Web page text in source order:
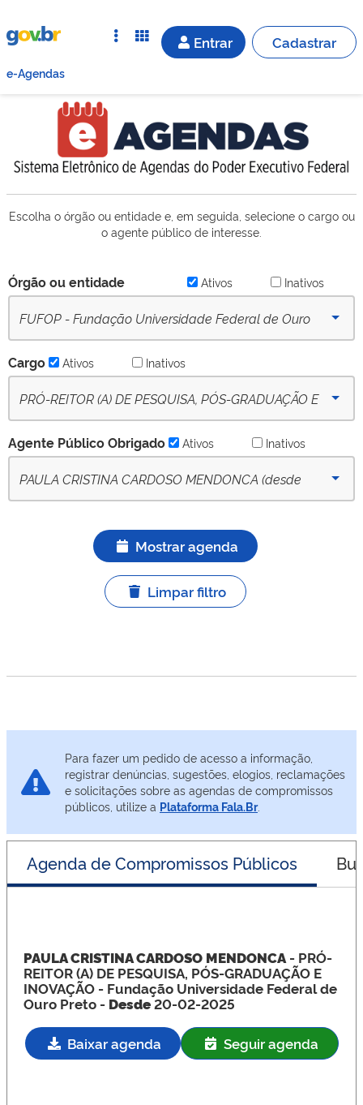
Entrar Cadastrar
e-Agendas
Escolha o órgão ou entidade e, em seguida, selecione o cargo ou
o agente público de interesse.
Órgão ou entidade Ativos Inativos
FUFOP - Fundação Universidade Federal de Ouro
Cargo Ativos Inativos
PRÓ-REITOR (A) DE PESQUISA, PÓS-GRADUAÇÃO E
Agente Público Obrigado Ativos Inativos
PAULA CRISTINA CARDOSO MENDONCA (desde
Mostrar agenda
Limpar filtro
Para fazer um pedido de acesso a informação,
registrar denúncias, sugestões, elogios, reclamações
e solicitações sobre as agendas de compromissos
públicos, utilize a Plataforma Fala.Br.
Agenda de Compromissos Públicos
PAULA CRISTINA CARDOSO MENDONCA - PRÓ-
REITOR (A) DE PESQUISA, PÓS-GRADUAÇÃO E
INOVAÇÃO - Fundação Universidade Federal de
Ouro Preto - Desde20-02-2025
Baixar agenda Seguir agenda